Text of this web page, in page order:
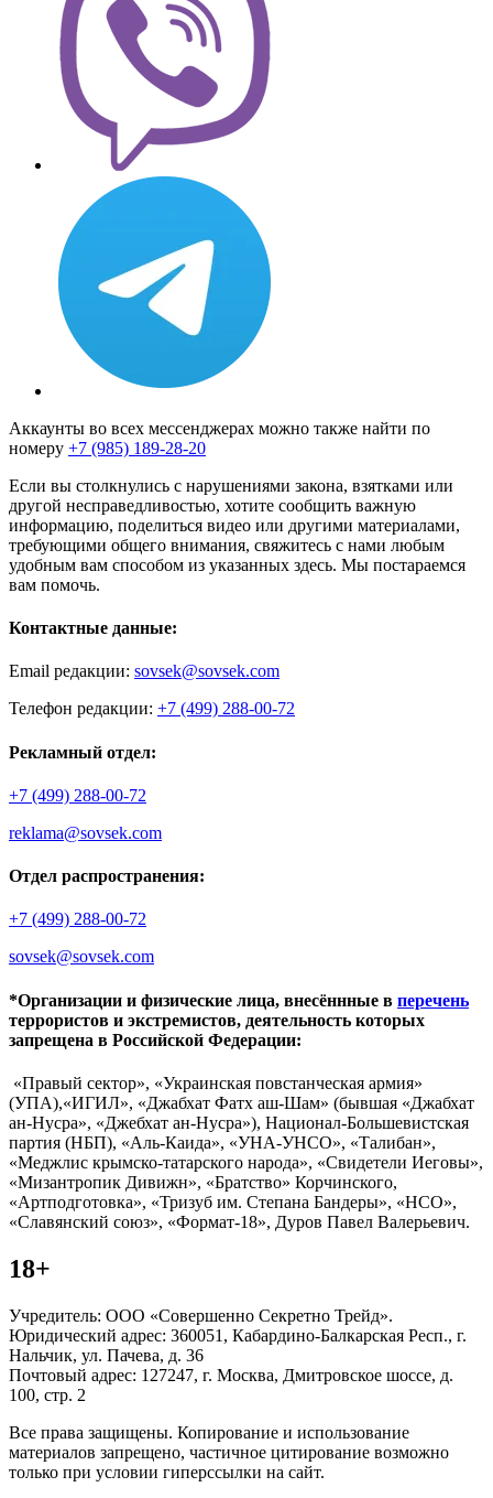
Аккаунты во всех мессенджерах можно также найти по
номеру +7 (985) 189-28-20
Если вы столкнулись с нарушениями закона, взятками или
другой несправедливостью, хотите сообщить важную
информацию, поделиться видео или другими материалами,
требующими общего внимания, свяжитесь с нами любым
удобным вам способом из указанных здесь. Мы постараемся
вам помочь.
Контактные данные:
Email редакции: sovsek@sovsek.com
Телефон редакции: +7 (499) 288-00-72
Рекламный отдел:
+7 (499) 288-00-72
reklama@sovsek.com
Отдел распространения:
+7 (499) 288-00-72
sovsek@sovsek.com
*Организации и физические лица, внесённные в перечень
террористов и экстремистов, деятельность которых
запрещена в Российской Федерации:
«Правый сектор», «Украинская повстанческая армия»
(УПА),«ИГИЛ», «Джабхат Фатх аш-Шам» (бывшая «Джабхат
ан-Нусра», «Джебхат ан-Нусра»), Национал-Большевистская
партия (НБП), «Аль-Каида», «УНА-УНСО», «Талибан»,
«Меджлис крымско-татарского народа», «Свидетели Иеговы»,
«Мизантропик Дивижн», «Братство» Корчинского,
«Артподготовка», «Тризуб им. Степана Бандеры», «НСО»,
«Славянский союз», «Формат-18», Дуров Павел Валерьевич.
18+
Учредитель: ООО «Совершенно Секретно Трейд».
Юридический адрес: 360051, Кабардино-Балкарская Респ., г.
Нальчик, ул. Пачева, д. 36
Почтовый адрес: 127247, г. Москва, Дмитровское шоссе, д.
100, стр. 2
Все права защищены. Копирование и использование
материалов запрещено, частичное цитирование возможно
только при условии гиперссылки на сайт.